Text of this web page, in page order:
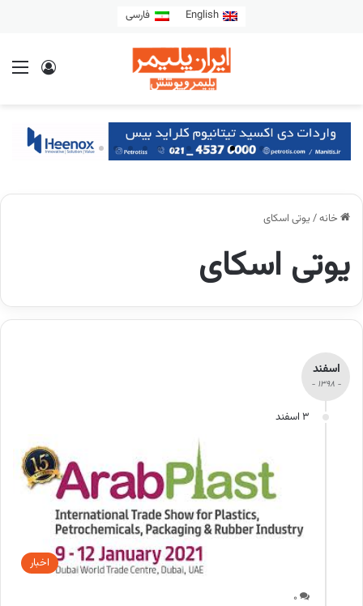
English فارسی
خانه/ یوتی اسکای
یوتی اسکای
اسفند
- 1398 -
3 اسفند
اخبار
0